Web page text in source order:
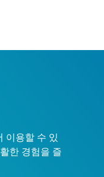
이용할 수 있
한 경험을 즐